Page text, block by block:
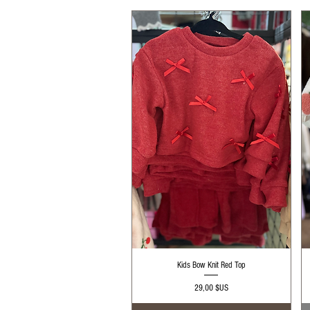
Aperçu rapide
Kids Bow Knit Red Top
Prix
29,00 $US